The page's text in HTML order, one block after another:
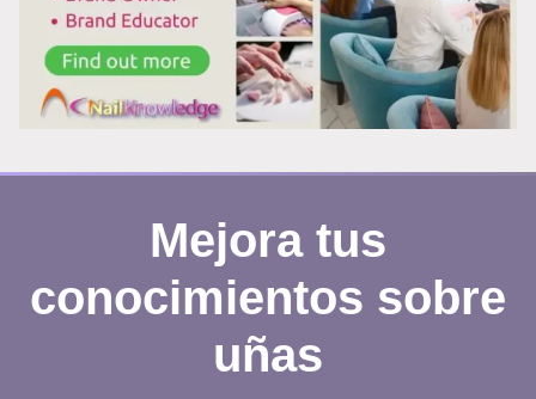
DE
PAPEL
DE
ALUMINIO:
FUNCIONA
REALMENTE
Mejora tus
conocimientos sobre
uñas